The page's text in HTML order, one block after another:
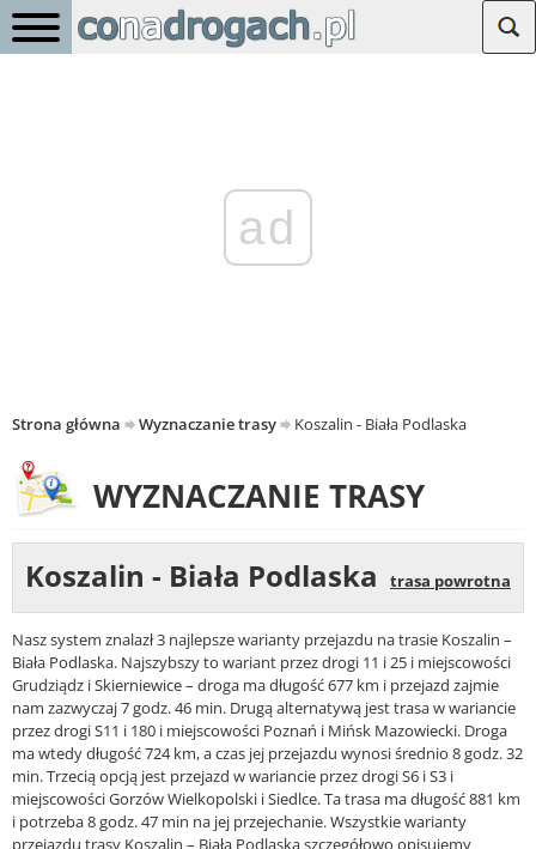
ad
Strona główna Wyznaczanie trasy Koszalin - Biała Podlaska
WYZNACZANIE TRASY
Koszalin - Biała Podlaska trasa powrotna
Nasz system znalazł 3 najlepsze warianty przejazdu na trasie Koszalin –
Biała Podlaska. Najszybszy to wariant przez drogi 11 i 25 i miejscowości
Grudziądz i Skierniewice – droga ma długość 677 km i przejazd zajmie
nam zazwyczaj 7 godz. 46 min. Drugą alternatywą jest trasa w wariancie
przez drogi S11 i 180 i miejscowości Poznań i Mińsk Mazowiecki. Droga
ma wtedy długość 724 km, a czas jej przejazdu wynosi średnio 8 godz. 32
min. Trzecią opcją jest przejazd w wariancie przez drogi S6 i S3 i
miejscowości Gorzów Wielkopolski i Siedlce. Ta trasa ma długość 881 km
i potrzeba 8 godz. 47 min na jej przejechanie. Wszystkie warianty
przejazdu trasy Koszalin – Biała Podlaska szczegółowo opisujemy